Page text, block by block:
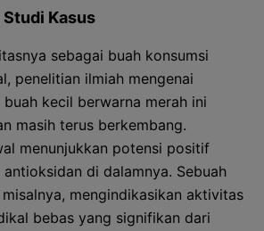
Kasus
sebagai buah konsumsi
penelitian ilmiah mengenai
kecil berwarna merah ini
masih terus berkembang.
menunjukkan potensi positif
di dalamnya. Sebuah
mengindikasikan aktivitas
bebas yang signifikan dari